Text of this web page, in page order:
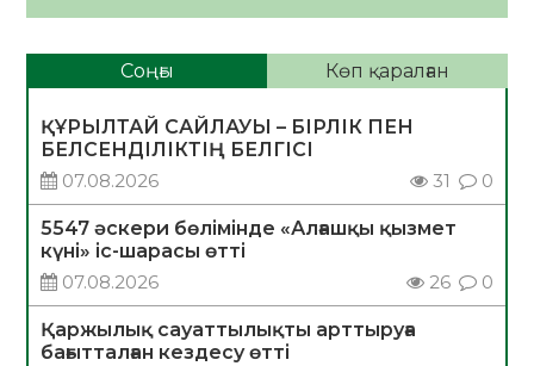
Соңғы Көп қаралған
ҚҰРЫЛТАЙ САЙЛАУЫ – БІРЛІК ПЕН
БЕЛСЕНДІЛІКТІҢ БЕЛГІСІ
07.08.2026
31 0
5547 әскери бөлімінде «Алғашқы қызмет
күні» іс-шарасы өтті
07.08.2026
26 0
Қаржылық сауаттылықты арттыруға
бағытталған кездесу өтті